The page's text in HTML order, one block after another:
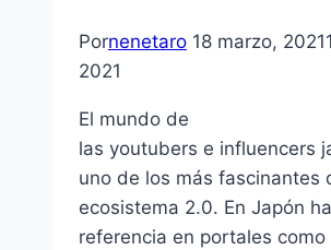
Pornenetaro 18 marzo, 2021
2021
El mundo de
las youtubers e influencers
uno de los más fascinantes
ecosistema 2.0. En Japón
referencia en portales como